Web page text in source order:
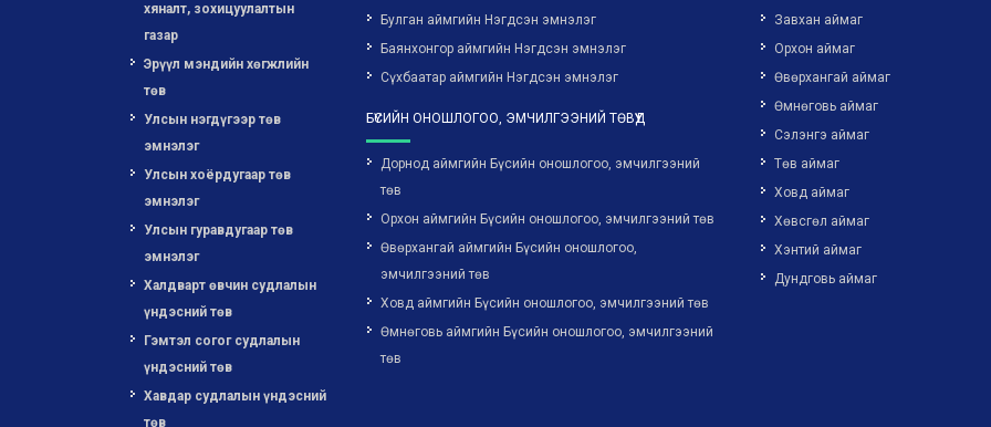
хяналт, зохицуулалтын
газар
Эрүүл мэндийн хөгжлийн
төв
Улсын нэгдүгээр төв
эмнэлэг
Улсын хоёрдугаар төв
эмнэлэг
Улсын гуравдугаар төв
эмнэлэг
Халдварт өвчин судлалын
үндэсний төв
Гэмтэл согог судлалын
үндэсний төв
Хавдар судлалын үндэсний
төв
Булган аймгийн Нэгдсэн эмнэлэг
Баянхонгор аймгийн Нэгдсэн эмнэлэг
Сүхбаатар аймгийн Нэгдсэн эмнэлэг
БҮСИЙН ОНОШЛОГОО, ЭМЧИЛГЭЭНИЙ ТӨВҮҮД
Дорнод аймгийн Бүсийн оношлогоо, эмчилгээний
төв
Орхон аймгийн Бүсийн оношлогоо, эмчилгээний төв
Өвөрхангай аймгийн Бүсийн оношлогоо,
эмчилгээний төв
Ховд аймгийн Бүсийн оношлогоо, эмчилгээний төв
Өмнөговь аймгийн Бүсийн оношлогоо, эмчилгээний
төв
Завхан аймаг
Орхон аймаг
Өвөрхангай аймаг
Өмнөговь аймаг
Сэлэнгэ аймаг
Төв аймаг
Ховд аймаг
Хөвсгөл аймаг
Хэнтий аймаг
Дундговь аймаг